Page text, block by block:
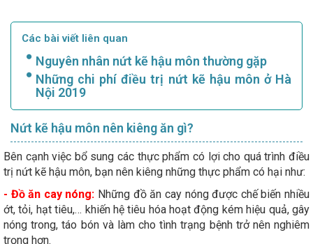
Các bài viết liên quan
Nguyên nhân nứt kẽ hậu môn thường gặp
Những chi phí điều trị nứt kẽ hậu môn ở Hà
Nội 2019
Nứt kẽ hậu môn nên kiêng ăn gì?
Bên cạnh việc bổ sung các thực phẩm có lợi cho quá trình điều
trị nứt kẽ hậu môn, bạn nên kiêng những thực phẩm có hại như:
- Đồ ăn cay nóng: Những đồ ăn cay nóng được chế biến nhiều
ớt, tỏi, hạt tiêu,… khiến hệ tiêu hóa hoạt động kém hiệu quả, gây
nóng trong, táo bón và làm cho tình trạng bệnh trở nên nghiêm
trọng hơn.